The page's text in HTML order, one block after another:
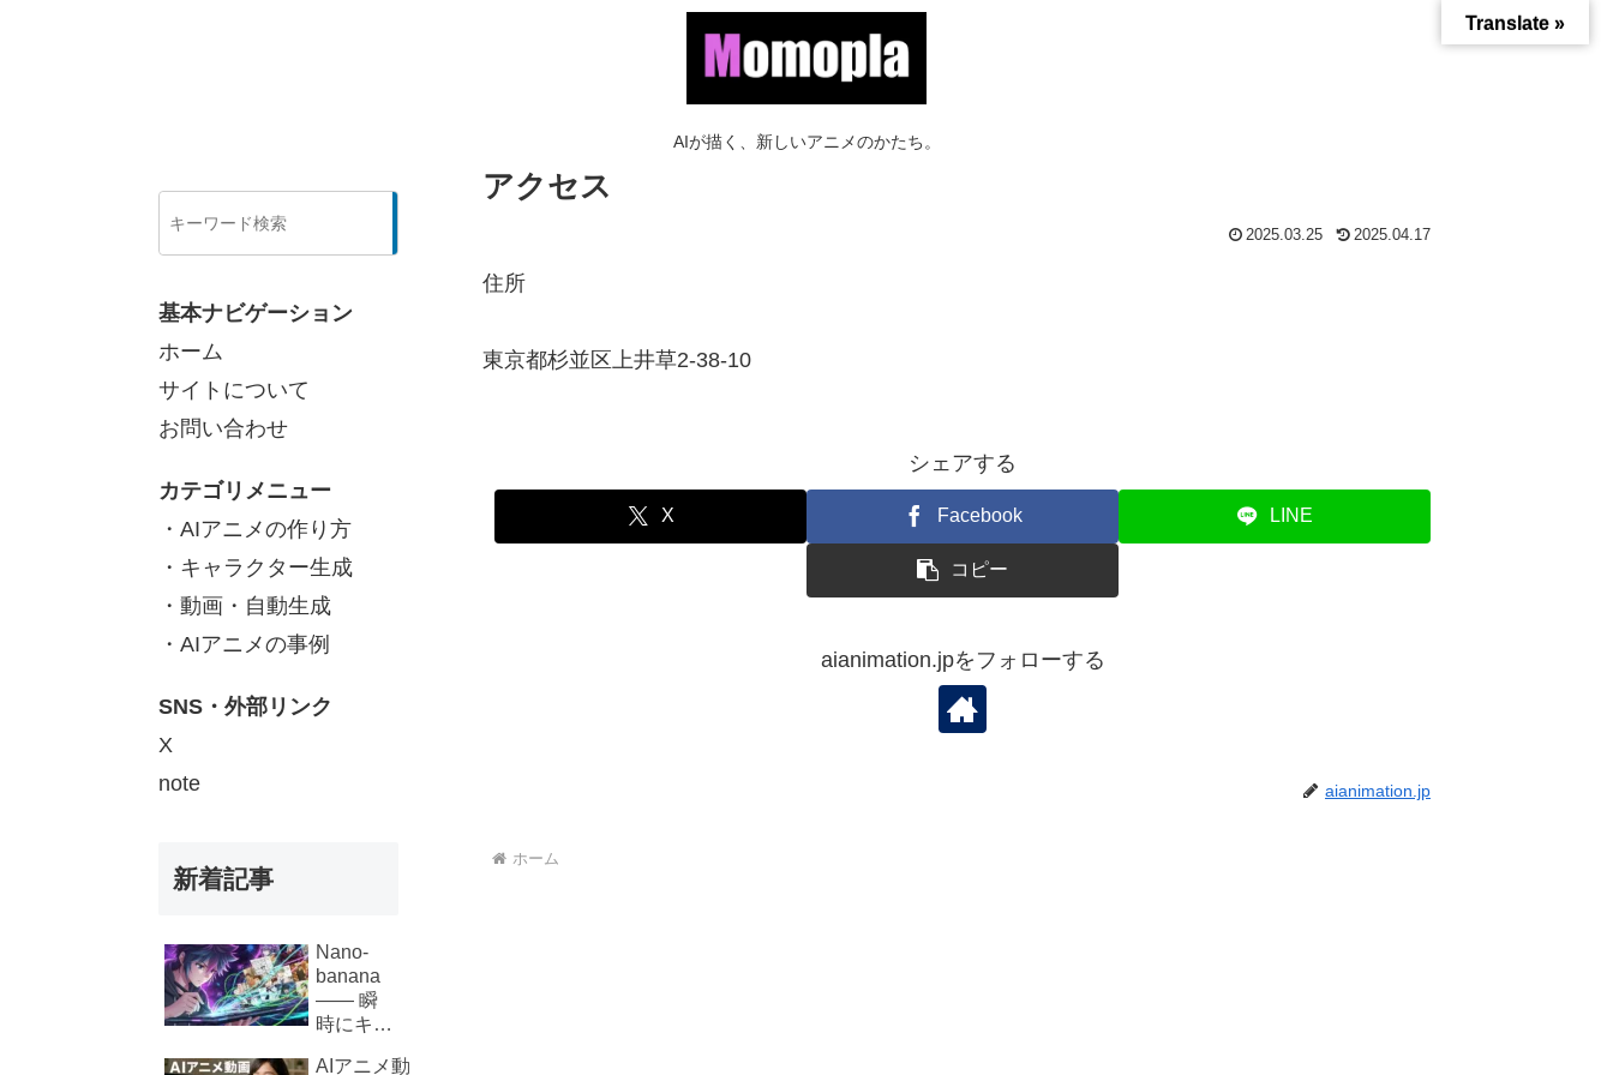
AIが描く、新しいアニメのかたち。
アクセス
2025.03.25 2025.04.17
住所
東京都杉並区上井草2-38-10
シェアする
X Facebook LINE
コピー
aianimation.jpをフォローする
aianimation.jp
ホーム
基本ナビゲーション
ホーム
サイトについて
お問い合わせ
カテゴリメニュー
・AIアニメの作り方
・キャラクター生成
・動画・自動生成
・AIアニメの事例
SNS・外部リンク
X
note
新着記事
Nano-
banana
—— 瞬
時にキャ
AIアニメ動
Translate »